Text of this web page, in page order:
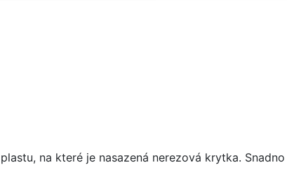
na které je nasazená nerezová krytka.